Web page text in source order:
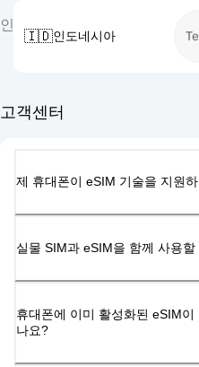
인
🇮🇩인도네시아
고객센터
제 휴대폰이 eSIM 기술을 지원
실물 SIM과 eSIM을 함께 사용
휴대폰에 이미 활성화된 eSIM
나요?